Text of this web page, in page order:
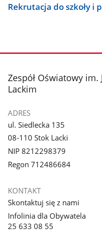
Rekrutacja do szkoły i
stopka
Zespół Oświatowy im.
Lackim
ADRES
ul. Siedlecka 135
08-110 Stok Lacki
NIP 8212298379
Regon 712486684
KONTAKT
Skontaktuj się z nami
Infolinia dla Obywatela
25 633 08 55